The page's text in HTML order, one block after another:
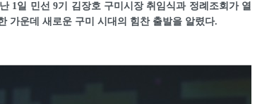
1일 민선 9기 김장호 구미시장 취임식과 정례조회가 열
가운데 새로운 구미 시대의 힘찬 출발을 알렸다.